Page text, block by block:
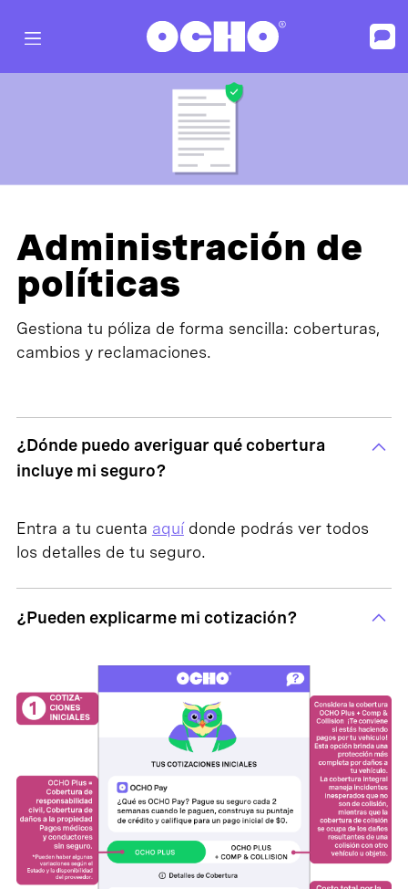
Administración de
políticas
Gestiona tu póliza de forma sencilla: coberturas,
cambios y reclamaciones.
¿Dónde puedo averiguar qué cobertura
incluye mi seguro?
Entra a tu cuenta aquídonde podrás ver todos
los detalles de tu seguro.
¿Pueden explicarme mi cotización?